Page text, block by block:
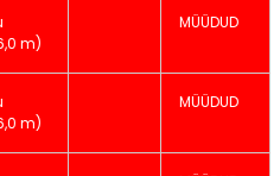
m)
MÜÜDUD
m)
MÜÜDUD